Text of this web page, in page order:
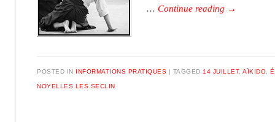
…Continue reading →
POSTED IN INFORMATIONS PRATIQUES TAGGED 14 JUILLET,AÏKIDO ,
NOYELLES LES SECLIN